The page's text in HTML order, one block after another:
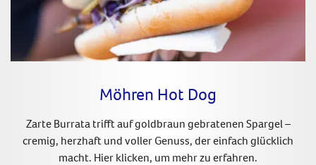
Möhren Hot Dog
Zarte Burrata trifft auf goldbraun gebratenen Spargel –
cremig, herzhaft und voller Genuss, der einfach glücklich
macht. Hier klicken, um mehr zu erfahren.